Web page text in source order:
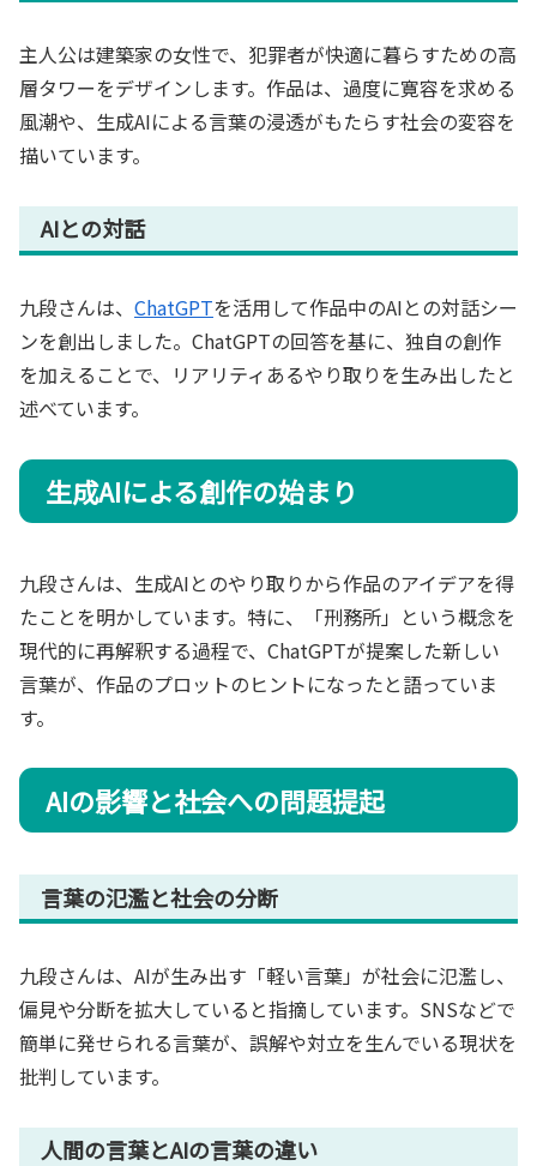
主人公は建築家の女性で、犯罪者が快適に暮らすための高
層タワーをデザインします。作品は、過度に寛容を求める
風潮や、生成AIによる言葉の浸透がもたらす社会の変容を
描いています。
AIとの対話
九段さんは、 ChatGPTを活用して作品中のAIとの対話シー
ンを創出しました。ChatGPTの回答を基に、独自の創作
を加えることで、リアリティあるやり取りを生み出したと
述べています。
生成AIによる創作の始まり
九段さんは、生成AIとのやり取りから作品のアイデアを得
たことを明かしています。特に、「刑務所」という概念を
現代的に再解釈する過程で、ChatGPTが提案した新しい
言葉が、作品のプロットのヒントになったと語っていま
す。
AIの影響と社会への問題提起
言葉の氾濫と社会の分断
九段さんは、AIが生み出す「軽い言葉」が社会に氾濫し、
偏見や分断を拡大していると指摘しています。SNSなどで
簡単に発せられる言葉が、誤解や対立を生んでいる現状を
批判しています。
人間の言葉とAIの言葉の違い